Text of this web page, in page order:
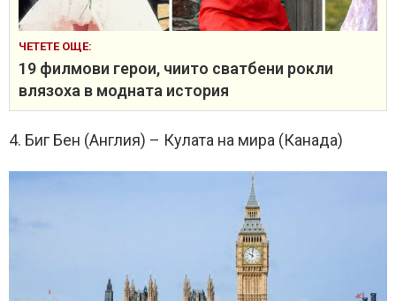
ЧЕТЕТЕ ОЩЕ:
19 филмови герои, чиито сватбени рокли
влязоха в модната история
4. Биг Бен (Англия) – Кулата на мира (Канада)